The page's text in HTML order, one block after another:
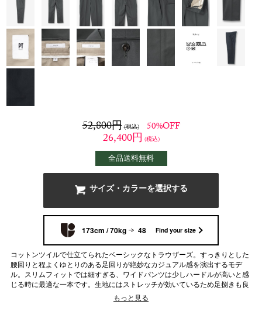
52,800円(税込) 50%OFF
26,400円 (税込)
全品送料無料
サイズ・カラーを選択する
173cm / 70kg 48 Find your size
コットンツイルで仕立てられたベーシックなトラウザーズ。すっきりとした
腰回りと程よくゆとりのある足回りが絶妙なカジュアル感を演出するモデ
ル。スリムフィットでは細すぎる、ワイドパンツは少しハードルが高いと感
じる時に最適な一本です。生地にはストレッチが効いているため足捌きも良
好。フロントはボタンフライ仕様。イタリア・トリノ発のパンツ専業メーカ
もっと見る